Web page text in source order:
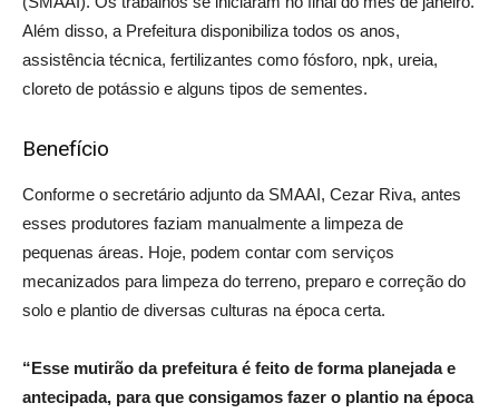
Além disso, a Prefeitura disponibiliza todos os anos,
assistência técnica, fertilizantes como fósforo, npk, ureia,
cloreto de potássio e alguns tipos de sementes.
Benefício
Conforme o secretário adjunto da SMAAI, Cezar Riva, antes
esses produtores faziam manualmente a limpeza de
pequenas áreas. Hoje, podem contar com serviços
mecanizados para limpeza do terreno, preparo e correção do
solo e plantio de diversas culturas na época certa.
“Esse mutirão da prefeitura é feito de forma planejada e
antecipada, para que consigamos fazer o plantio na época